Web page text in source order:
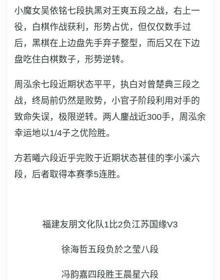
小魔女吴依铭七段执黑对王爽五段之战，右上一
役，白棋作战获利，形势占优，但仅仅数手过
后，黑棋在上边盘先手弃子整型，而后又在下边
盘吃住白棋数子，形势逆转。
周泓余七段近期状态平平，执白对曾楚典三段之
战，终局前仍然是败势，小官子阶段利用对手的
致命失误，极限逆转。两人鏖战近300手，周泓余
幸运地以1/4子之优险胜。
方若曦六段近乎完败于近期状态甚佳的李小溪六
段，后者取得本赛季5连胜。
福建友朋文化队1比2负江苏国缘V3
徐海哲五段负於之莹八段
冯韵嘉四段胜王晨星六段